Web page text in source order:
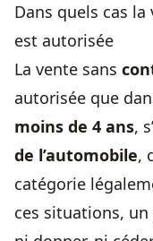
Dans quels cas
est autorisée
La vente sans
autorisée que
moins de 4 ans,
de l’automobile,
catégorie
ces situations,